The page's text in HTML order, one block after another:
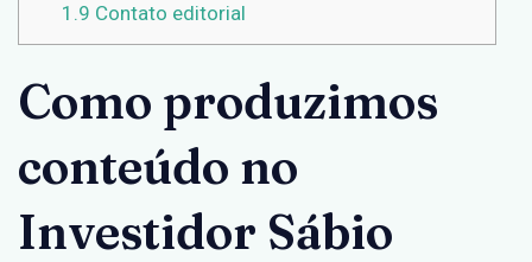
1.9 Contato editorial
Como produzimos
conteúdo no
Investidor Sábio